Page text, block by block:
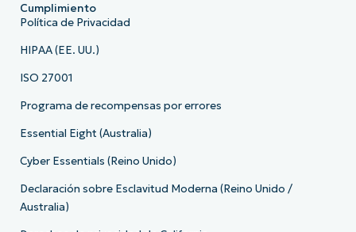
Cumplimiento
Política de Privacidad
HIPAA (EE. UU.)
ISO 27001
Programa de recompensas por errores
Essential Eight (Australia)
Cyber Essentials (Reino Unido)
Declaración sobre Esclavitud Moderna (Reino Unido /
Australia)